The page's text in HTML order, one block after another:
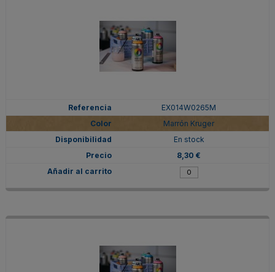
EX014W0265M
Marrón Kruger
En stock
8,30 €